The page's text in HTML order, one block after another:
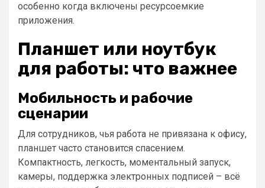
особенно когда включены ресурсоемкие
приложения.
Планшет или ноутбук
для работы: что важнее
Мобильность и рабочие
сценарии
Для сотрудников, чья работа не привязана к офису,
планшет часто становится спасением.
Компактность, легкость, моментальный запуск,
камеры, поддержка электронных подписей – всё